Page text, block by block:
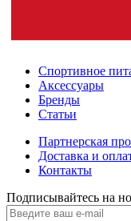
Спортивное
Аксессуары
Бренды
Статьи
Партнерская
Доставка и
Контакты
Подписывайтесь на